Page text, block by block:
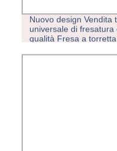
Nuovo design Vendita
universale di fresatura
qualità Fresa a
X6325 con CE